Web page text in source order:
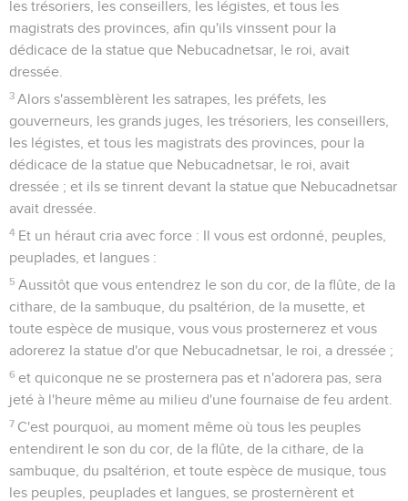
les trésoriers, les conseillers, les légistes, et tous les
magistrats des provinces, afin qu'ils vinssent pour la
dédicace de la statue que Nebucadnetsar, le roi, avait
dressée.
3 Alors s'assemblèrent les satrapes, les préfets, les
gouverneurs, les grands juges, les trésoriers, les conseillers,
les légistes, et tous les magistrats des provinces, pour la
dédicace de la statue que Nebucadnetsar, le roi, avait
dressée ; et ils se tinrent devant la statue que Nebucadnetsar
avait dressée.
4 Et un héraut cria avec force : Il vous est ordonné, peuples,
peuplades, et langues :
5 Aussitôt que vous entendrez le son du cor, de la flûte, de la
cithare, de la sambuque, du psaltérion, de la musette, et
toute espèce de musique, vous vous prosternerez et vous
adorerez la statue d'or que Nebucadnetsar, le roi, a dressée ;
6 et quiconque ne se prosternera pas et n'adorera pas, sera
jeté à l'heure même au milieu d'une fournaise de feu ardent.
7 C'est pourquoi, au moment même où tous les peuples
entendirent le son du cor, de la flûte, de la cithare, de la
sambuque, du psaltérion, et toute espèce de musique, tous
les peuples, peuplades et langues, se prosternèrent et